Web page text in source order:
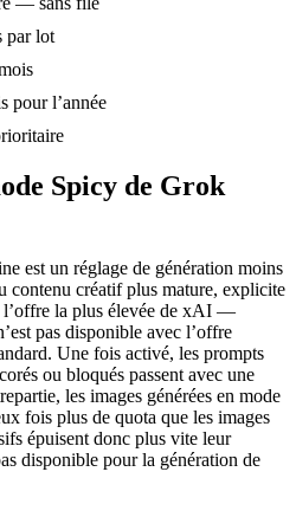
par lot
pour l’année
Spicy de Grok
est un réglage de génération moins
contenu créatif plus mature, explicite
l’offre la plus élevée de xAI —
pas disponible avec l’offre
Une fois activé, les prompts
ou bloqués passent avec une
les images générées en mode
fois plus de quota que les images
épuisent donc plus vite leur
disponible pour la génération de